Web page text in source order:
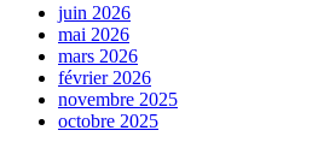
juin 2026
mai 2026
mars 2026
février 2026
novembre 2025
octobre 2025